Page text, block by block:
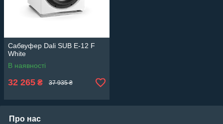
Сабвуфер Dali SUB E-12 F
White
В наявності
32 265 ₴ 37 935 ₴
Про нас